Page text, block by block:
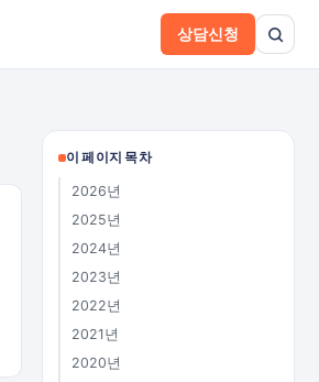
상담신청
이 페이지 목차
2026년
2025년
2024년
2023년
2022년
2021년
2020년